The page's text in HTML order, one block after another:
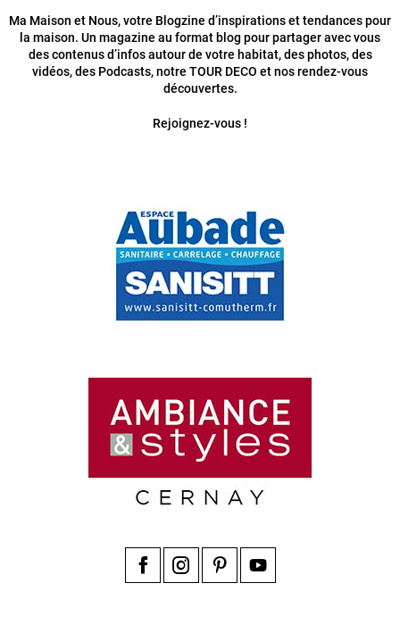
Ma Maison et Nous, votre Blogzine d’inspirations et tendances pour
la maison. Un magazine au format blog pour partager avec vous
des contenus d’infos autour de votre habitat, des photos, des
vidéos, des Podcasts, notre TOUR DECO et nos rendez-vous
découvertes.
Rejoignez-vous !